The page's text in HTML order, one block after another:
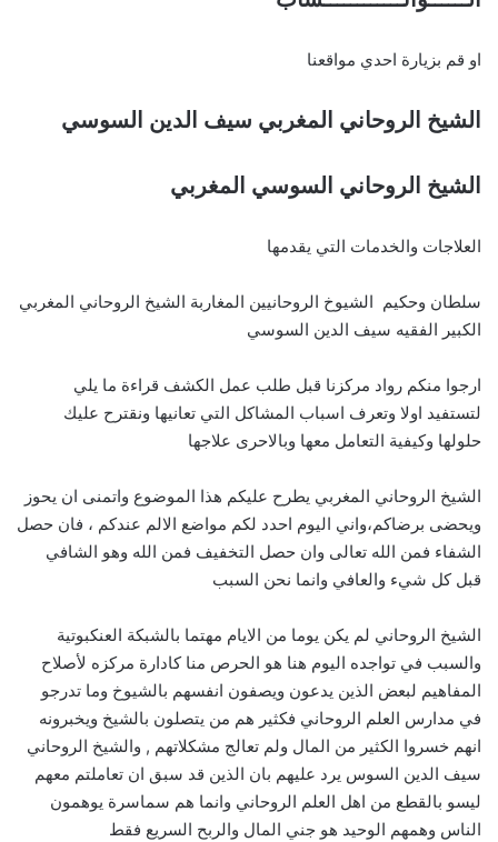
او قم بزيارة احدي مواقعنا
الشيخ الروحاني المغربي سيف الدين السوسي
الشيخ الروحاني السوسي المغربي
العلاجات والخدمات التي يقدمها
سلطان وحكيم الشيوخ الروحانيين المغاربة الشيخ الروحاني المغربي
الكبير الفقيه سيف الدين السوسي
ارجوا منكم رواد مركزنا قبل طلب عمل الكشف قراءة ما يلي
لتستفيد اولا وتعرف اسباب المشاكل التي تعانيها ونقترح عليك
حلولها وكيفية التعامل معها وبالاحرى علاجها
الشيخ الروحاني المغربي يطرح عليكم هذا الموضوع واتمنى ان يحوز
ويحضى برضاكم،واني اليوم احدد لكم مواضع الالم عندكم ، فان حصل
الشفاء فمن الله تعالى وان حصل التخفيف فمن الله وهو الشافي
قبل كل شيء والعافي وانما نحن السبب
الشيخ الروحاني لم يكن يوما من الايام مهتما بالشبكة العنكبوتية
والسبب في تواجده اليوم هنا هو الحرص منا كادارة مركزه لأصلاح
المفاهيم لبعض الذين يدعون ويصفون انفسهم بالشيوخ وما تدرجو
في مدارس العلم الروحاني فكثير هم من يتصلون بالشيخ ويخبرونه
انهم خسروا الكثير من المال ولم تعالج مشكلاتهم , والشيخ الروحاني
سيف الدين السوس يرد عليهم بان الذين قد سبق ان تعاملتم معهم
ليسو بالقطع من اهل العلم الروحاني وانما هم سماسرة يوهمون
الناس وهمهم الوحيد هو جني المال والربح السريع فقط